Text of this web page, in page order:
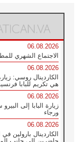
06.08.2026
الاجتماع الشهري
06.08.2026
الكاردينال روسي:
هي تكريم للبابا
06.08.2026
زيارة البابا إلى
ورجاء
06.08.2026
الكاردينال بارولين